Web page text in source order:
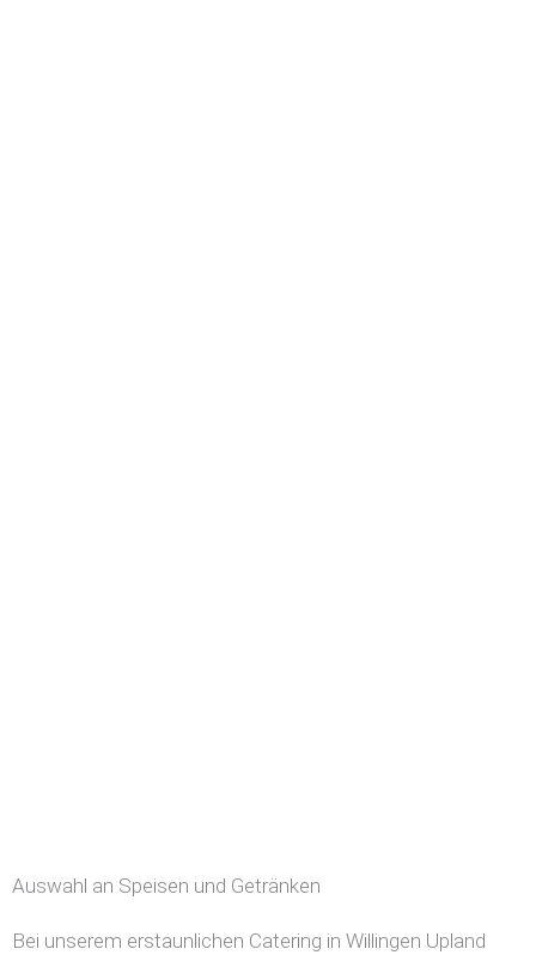
Auswahl an Speisen und Getränken
Bei unserem erstaunlichen Catering in Willingen Upland